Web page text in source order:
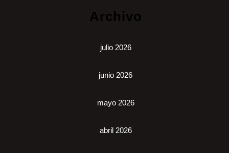
Archivo
julio 2026
junio 2026
mayo 2026
abril 2026